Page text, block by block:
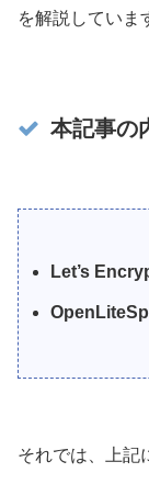
を解説していま
本記事の
Let’s
それでは、上記